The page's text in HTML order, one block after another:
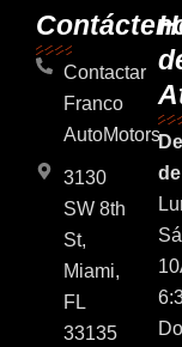
b
o
k
Contactar
Franco
AutoMotors
3130
SW 8th
St,
Miami,
FL
33135